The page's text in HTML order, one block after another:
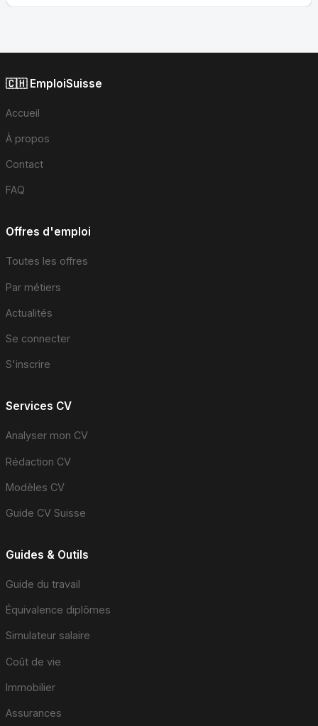
🇨🇭 EmploiSuisse
Accueil
À propos
Contact
FAQ
Offres d'emploi
Toutes les offres
Par métiers
Actualités
Se connecter
S'inscrire
Services CV
Analyser mon CV
Rédaction CV
Modèles CV
Guide CV Suisse
Guides & Outils
Guide du travail
Équivalence diplômes
Simulateur salaire
Coût de vie
Immobilier
Assurances